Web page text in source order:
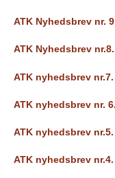
ATK Nyhedsbrev nr.
ATK Nyhedsbrev
ATK nyhedsbrev nr.7.
ATK nyhedsbrev nr.
ATK nyhedsbrev nr.5.
ATK nyhedsbrev nr.4.